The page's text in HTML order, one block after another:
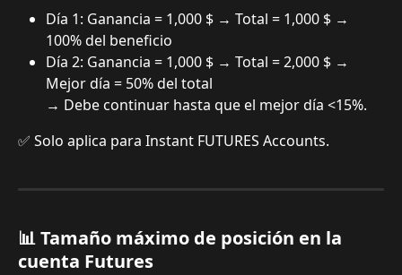
Día 1: Ganancia = 1,000 $ → Total = 1,000 $ →
100% del beneficio
Día 2: Ganancia = 1,000 $ → Total = 2,000 $ →
Mejor día = 50% del total
→ Debe continuar hasta que el mejor día <15%.
✅ Solo aplica para Instant FUTURES Accounts.
📊 Tamaño máximo de posición en la
cuenta Futures